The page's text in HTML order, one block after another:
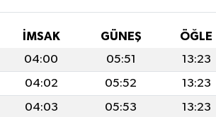
İMSAK GÜNEŞ ÖĞLE
04:00 05:51 13:23
04:02 05:52 13:23
04:03 05:53 13:23